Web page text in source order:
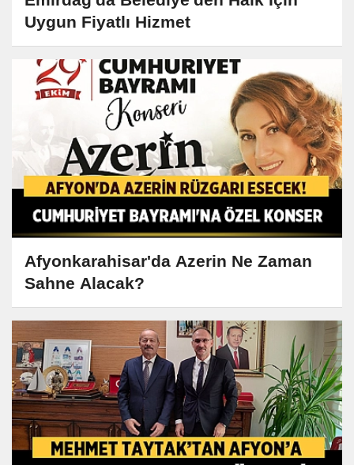
Uygun Fiyatlı Hizmet
Afyonkarahisar'da Azerin Ne Zaman
Sahne Alacak?